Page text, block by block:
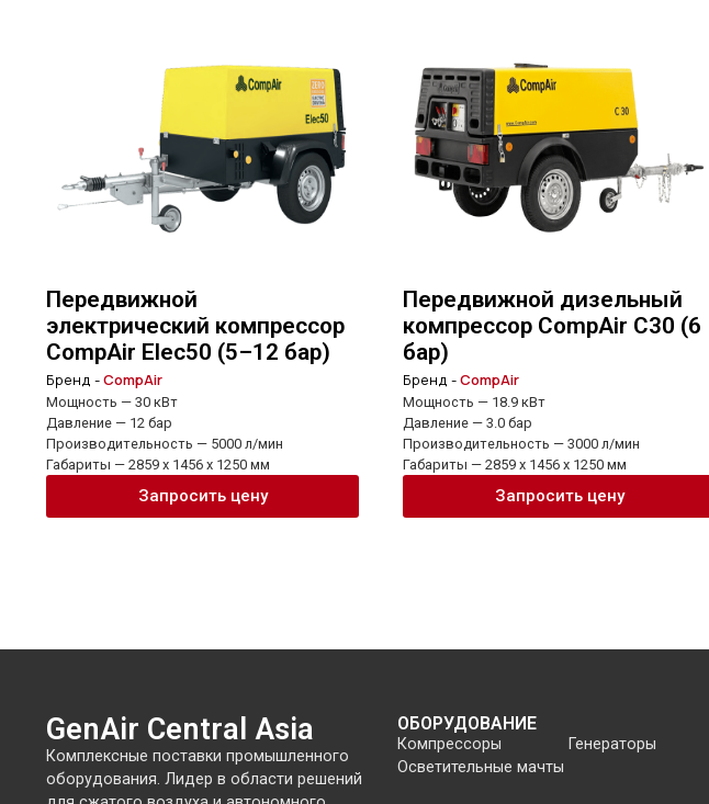
Передвижной
электрический компрессор
CompAir Elec50 (5–12 бар)
Бренд -CompAir
Мощность — 30 кВт
Давление — 12 бар
Производительность — 5000 л/мин
Габариты — 2859 x 1456 x 1250 мм
Запросить цену
Передвижной дизельный
компрессор CompAir C30 (6
бар)
Бренд -CompAir
Мощность — 18.9 кВт
Давление — 3.0 бар
Производительность — 3000 л/мин
Габариты — 2859 x 1456 x 1250 мм
Запросить цену
GenAir Central Asia
Комплексные поставки промышленного
оборудования. Лидер в области решений
ОБОРУДОВАНИЕ
Компрессоры
Генераторы
Осветительные мачты